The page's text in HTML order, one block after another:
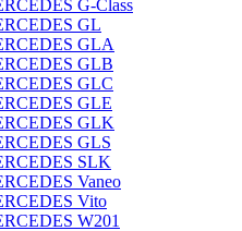
G-Class
GL
GLA
GLB
GLC
GLE
GLK
GLS
SLK
Vaneo
Vito
W201